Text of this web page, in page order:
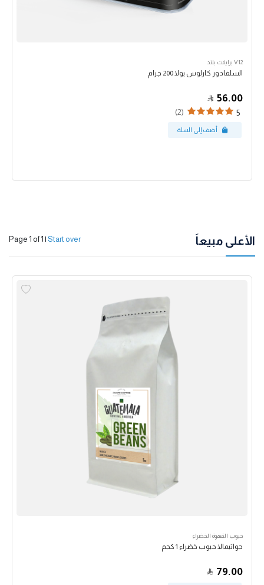
V12 برايفت بلند
السلفادور كارلوس بولا 200 جرام
56.00
5
(2)
الأعلى مبيعاً Page 1 of 1 | Start over
حبوب القهوة الخضراء
جواتيمالا حبوب خضراء 1 كجم
79.00